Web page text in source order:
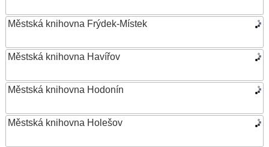
Městská knihovna Frýdek-Místek
Městská knihovna Havířov
Městská knihovna Hodonín
Městská knihovna Holešov